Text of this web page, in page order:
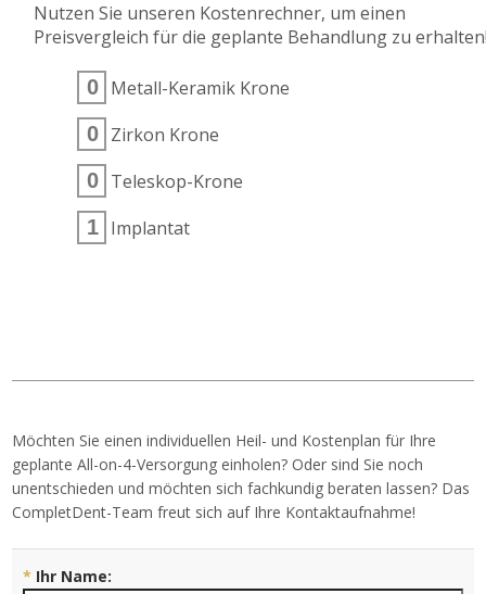
Nutzen Sie unseren Kostenrechner, um einen
Preisvergleich für die geplante Behandlung zu
Metall-Keramik Krone
Zirkon Krone
Teleskop-Krone
Implantat
Möchten Sie einen individuellen Heil- und Kostenplan für Ihre
geplante All-on-4-Versorgung einholen? Oder sind Sie noch
unentschieden und möchten sich fachkundig beraten lassen? Das
CompletDent-Team freut sich auf Ihre Kontaktaufnahme!
* Ihr Name: